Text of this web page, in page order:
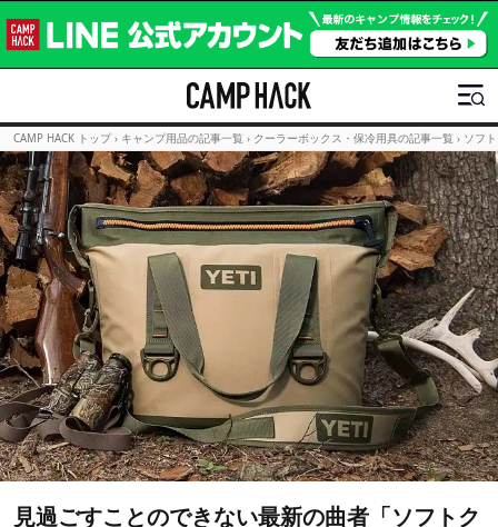
CAMP HACK トップ › キャンプ用品の記事一覧 › クーラーボックス・保冷用具の記事一覧 › ソフ
見過ごすことのできない最新の曲者「ソフトク